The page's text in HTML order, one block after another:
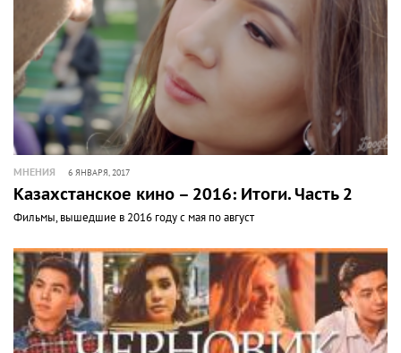
МНЕНИЯ 6 ЯНВАРЯ, 2017
Казахстанское кино – 2016: Итоги. Часть 2
Фильмы, вышедшие в 2016 году с мая по август